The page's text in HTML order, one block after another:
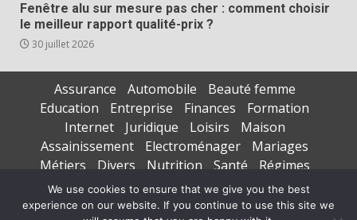
Fenêtre alu sur mesure pas cher : comment choisir
le meilleur rapport qualité-prix ?
30 juillet 2026
Assurance Automobile
Beauté femme
Education
Entreprise Finances
Formation
Internet
Juridique Loisirs
Maison
Assainissement
Electroménager
Mariages
Métiers
Divers Nutrition Santé
Régimes
Seniors
Sports
Vacances
We use cookies to ensure that we give you the best
experience on our website. If you continue to use this site we